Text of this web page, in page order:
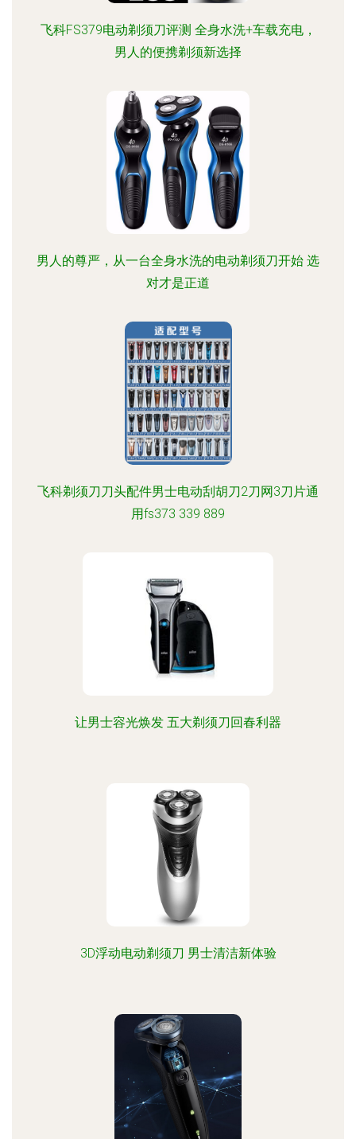
飞科FS379电动剃须刀评测 全身水洗+车载充电，
男人的便携剃须新选择
男人的尊严，从一台全身水洗的电动剃须刀开始 选
对才是正道
飞科剃须刀刀头配件男士电动刮胡刀2刀网3刀片通
用fs373 339 889
让男士容光焕发 五大剃须刀回春利器
3D浮动电动剃须刀 男士清洁新体验